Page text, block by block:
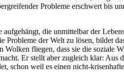
Probleme erschwert bis
die unmittelbar der
der Welt zu lösen, bildet
fliegen, dass sie die
Er stellt aber zugleich klar:
schon weil es einen nicht-